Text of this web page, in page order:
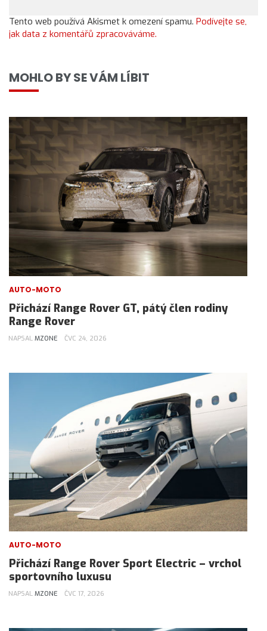
Tento web používá Akismet k omezení spamu. Podívejte se,
jak data z komentářů zpracováváme.
MOHLO BY SE VÁM LÍBIT
AUTO-MOTO
Přichází Range Rover GT, pátý člen rodiny
Range Rover
NAPSAL MZONE ČVC 24, 2026
AUTO-MOTO
Přichází Range Rover Sport Electric – vrchol
sportovního luxusu
NAPSAL MZONE ČVC 17, 2026